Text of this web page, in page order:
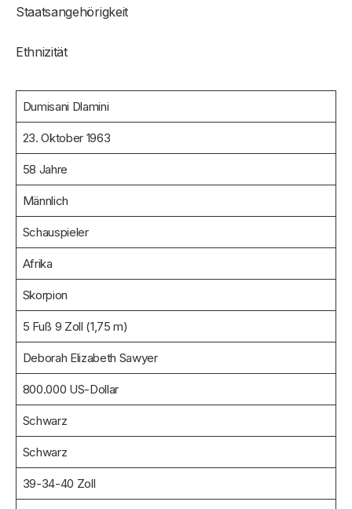
Staatsangehörigkeit
Ethnizität
Dumisani Dlamini
23. Oktober 1963
58 Jahre
Männlich
Schauspieler
Afrika
Skorpion
5 Fuß 9 Zoll (1,75 m)
Deborah Elizabeth Sawyer
800.000 US-Dollar
Schwarz
Schwarz
39-34-40 Zoll